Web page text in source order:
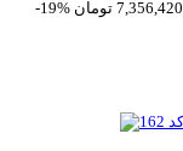
-19%
7,356,420 تومان